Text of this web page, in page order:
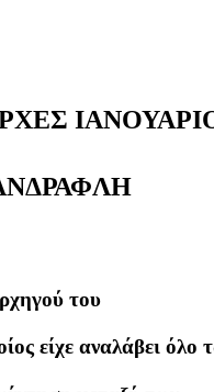
του
είχε αναλάβει όλο